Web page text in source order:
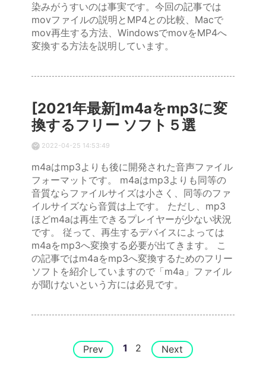
染みがうすいのは事実です。今回の記事では
movファイルの説明とMP4との比較、Macで
mov再生する方法、WindowsでmovをMP4へ
変換する方法を説明しています。
[2021年最新]m4aをmp3に変
換するフリー ソフト５選
2022-04-25 14:53:49
m4aはmp3よりも後に開発された音声ファイル
フォーマットです。 m4aはmp3よりも同等の
音質ならファイルサイズは小さく、同等のファ
イルサイズなら音質は上です。 ただし、mp3
ほどm4aは再生できるプレイヤーが少ない状況
です。 従って、再生するデバイスによっては
m4aをmp3へ変換する必要が出てきます。 こ
の記事ではm4aをmp3へ変換するためのフリー
ソフトを紹介していますので「m4a」ファイル
が聞けないという方には必見です。
Prev 1 2 Next